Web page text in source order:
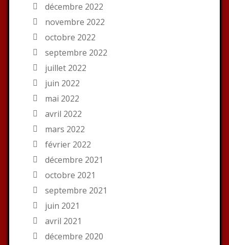
décembre 2022
novembre 2022
octobre 2022
septembre 2022
juillet 2022
juin 2022
mai 2022
avril 2022
mars 2022
février 2022
décembre 2021
octobre 2021
septembre 2021
juin 2021
avril 2021
décembre 2020